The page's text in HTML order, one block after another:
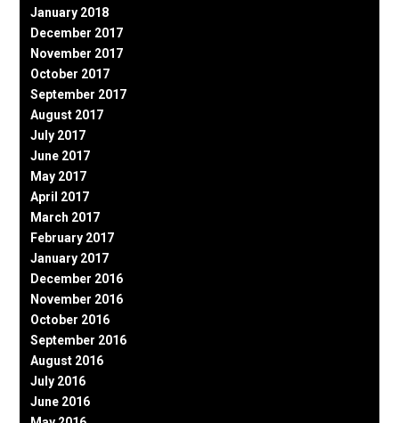
January 2018
December 2017
November 2017
October 2017
September 2017
August 2017
July 2017
June 2017
May 2017
April 2017
March 2017
February 2017
January 2017
December 2016
November 2016
October 2016
September 2016
August 2016
July 2016
June 2016